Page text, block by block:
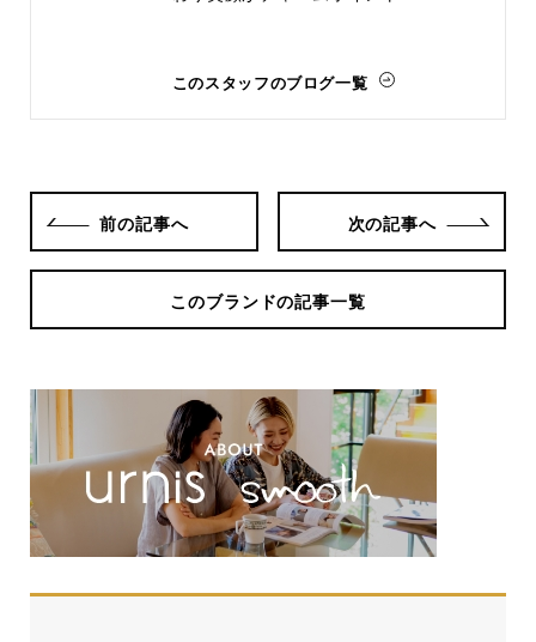
このスタッフのブログ一覧
前の記事へ 次の記事へ
このブランドの記事一覧